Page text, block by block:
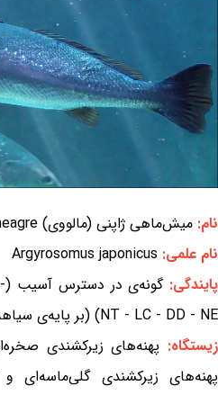
نام: میش‌ماهی ژاپنی (مالووی) Japanese meagre
نام علمی: Argyrosomus japonicus
پایندگی:گونه‌ی در دسترس آسیب (EX - EW - CR -
NT - LC - DD - NE) (بر پایه‌ی سیاهه‌ی سرخ IUCN)
زیستگاه: پهنه‌های زیرکشندی
پهنه‌های زیرکشندی گلی‌ماسه‌ای